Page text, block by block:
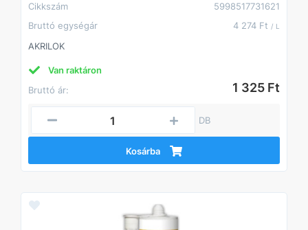
Cikkszám
5998517731621
Bruttó egységár
4 274 Ft / L
AKRILOK
Van raktáron
Bruttó ár:
1 325 Ft
DB
Kosárba